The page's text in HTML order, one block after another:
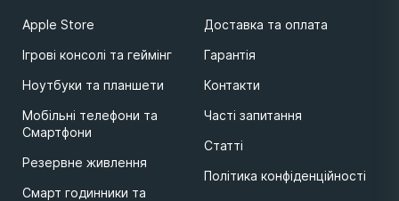
Крісло для геймерів 1stPlayer DK2 Blue-
6649 ₴
Крісло для геймерів 1stPlayer DK2 Black-
White
Крісло для геймерів 1stPlayer DK2 Pro
Orange-Gray
Крісло для геймерів RAZER Iskur V2 Black
(RZ38-04900200-R3G1
Apple Store
Ігрові консолі та геймінг
Ноутбуки та планшети
Мобільні телефони та
Смартфони
Резервне живлення
Смарт годинники та
Доставка та оплата
Гарантія
Контакти
Часті запитання
Статті
Політика конфіденційності